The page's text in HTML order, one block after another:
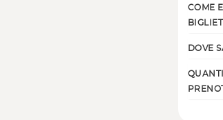
COME
DOVE